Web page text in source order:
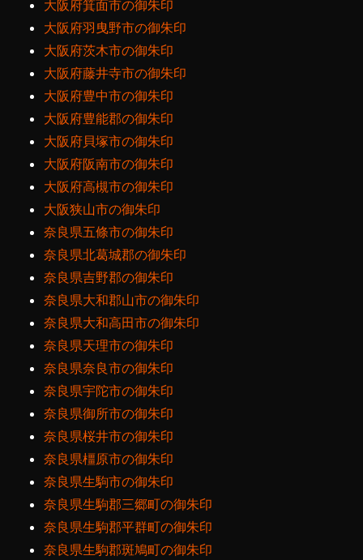
大阪府箕面市の御朱印
大阪府羽曳野市の御朱印
大阪府茨木市の御朱印
大阪府藤井寺市の御朱印
大阪府豊中市の御朱印
大阪府豊能郡の御朱印
大阪府貝塚市の御朱印
大阪府阪南市の御朱印
大阪府高槻市の御朱印
大阪狭山市の御朱印
奈良県五條市の御朱印
奈良県北葛城郡の御朱印
奈良県吉野郡の御朱印
奈良県大和郡山市の御朱印
奈良県大和高田市の御朱印
奈良県天理市の御朱印
奈良県奈良市の御朱印
奈良県宇陀市の御朱印
奈良県御所市の御朱印
奈良県桜井市の御朱印
奈良県橿原市の御朱印
奈良県生駒市の御朱印
奈良県生駒郡三郷町の御朱印
奈良県生駒郡平群町の御朱印
奈良県生駒郡斑鳩町の御朱印